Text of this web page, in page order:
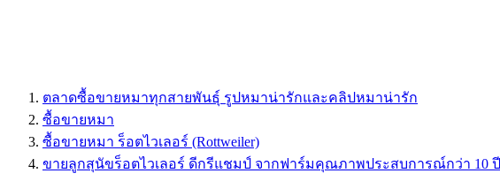
ตลาดซื้อขายหมาทุกสายพันธุ์ รูปหมาน่ารักและคลิปหมาน่ารัก
ซื้อขายหมา
ซื้อขายหมา ร็อตไวเลอร์ (Rottweiler)
ขายลูกสุนัขร็อตไวเลอร์ ดีกรีแชมป์ จากฟาร์มคุณภาพประสบการณ์กว่า 10 ปี